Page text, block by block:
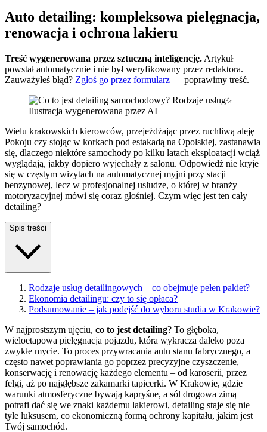
Auto detailing: kompleksowa pielęgnacja,
renowacja i ochrona lakieru
Treść wygenerowana przez sztuczną inteligencję. Artykuł
powstał automatycznie i nie był weryfikowany przez redaktora.
Zauważyłeś błąd? Zgłoś go przez formularz — poprawimy treść.
Ilustracja wygenerowana przez AI
Wielu krakowskich kierowców, przejeżdżając przez ruchliwą aleję
Pokoju czy stojąc w korkach pod estakadą na Opolskiej, zastanawia
się, dlaczego niektóre samochody po kilku latach eksploatacji wciąż
wyglądają, jakby dopiero wyjechały z salonu. Odpowiedź nie kryje
się w częstym wizytach na automatycznej myjni przy stacji
benzynowej, lecz w profesjonalnej usłudze, o której w branży
motoryzacyjnej mówi się coraz głośniej. Czym więc jest ten cały
detailing?
Spis treści
Rodzaje usług detailingowych – co obejmuje pełen pakiet?
Ekonomia detailingu: czy to się opłaca?
Podsumowanie – jak podejść do wyboru studia w Krakowie?
W najprostszym ujęciu, co to jest detailing? To głęboka,
wieloetapowa pielęgnacja pojazdu, która wykracza daleko poza
zwykłe mycie. To proces przywracania autu stanu fabrycznego, a
często nawet poprawiania go poprzez precyzyjne czyszczenie,
konserwację i renowację każdego elementu – od karoserii, przez
felgi, aż po najgłębsze zakamarki tapicerki. W Krakowie, gdzie
warunki atmosferyczne bywają kapryśne, a sól drogowa zimą
potrafi dać się we znaki każdemu lakierowi, detailing staje się nie
tyle luksusem, co ekonomiczną formą ochrony kapitału, jakim jest
Twój samochód.